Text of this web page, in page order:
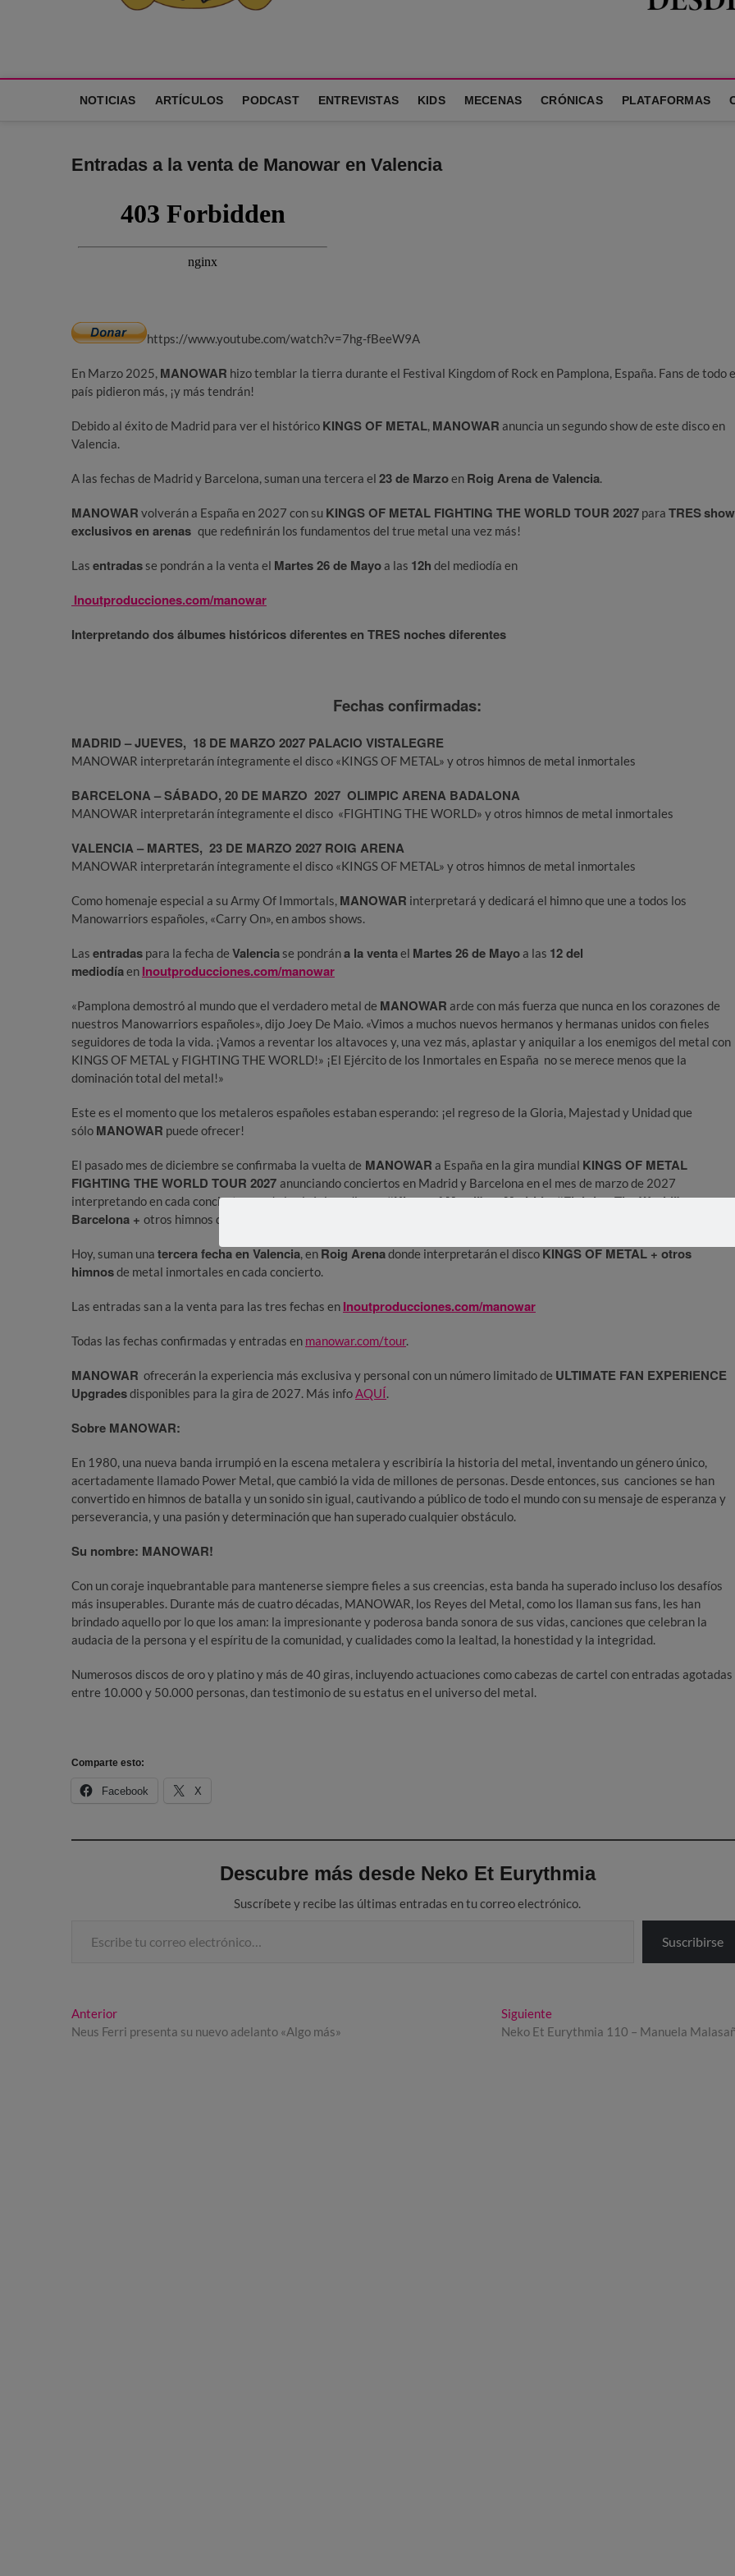
NOTICIAS ARTÍCULOS PODCAST ENTREVISTAS KIDS MECENAS CRÓNICAS PLATAFORMAS
Entradas a la venta de Manowar en Valencia
https://www.youtube.com/watch?v=7hg-fBeeW9A
En Marzo 2025, MANOWAR hizo temblar la tierra durante el Festival Kingdom of Rock en Pamplona, España. Fans de todo
país pidieron más, ¡y más tendrán!
Debido al éxito de Madrid para ver el histórico KINGS OF METAL, MANOWAR anuncia un segundo show de este disco en
Valencia.
A las fechas de Madrid y Barcelona, suman una tercera el 23 de Marzoen Roig Arena de Valencia.
MANOWAR volverán a España en 2027 con su KINGS OF METAL FIGHTING THE WORLD TOUR 2027 para TRES
exclusivos en arenas que redefinirán los fundamentos del true metal una vez más!
Las entradasse pondrán a la venta el Martes 26 de Mayo a las 12h del mediodía en
Inoutproducciones.com/manowar
Interpretando dos álbumes históricos diferentes en TRES noches diferentes
Fechas confirmadas:
MADRID –JUEVES, 18 DE MARZO 2027 PALACIO VISTALEGRE
MANOWAR interpretarán íntegramente el disco «KINGS OF METAL» y otros himnos de metal inmortales
BARCELONA – SÁBADO, 20 DE MARZO 2027 OLIMPIC ARENA BADALONA
MANOWAR interpretarán íntegramente el disco «FIGHTING THE WORLD» y otros himnos de metal inmortales
VALENCIA – MARTES, 23 DE MARZO 2027 ROIG ARENA
MANOWAR interpretarán íntegramente el disco «KINGS OF METAL» y otros himnos de metal inmortales
Como homenaje especial a su Army Of Immortals, MANOWAR interpretará y dedicará el himno que une a todos los
Manowarriors españoles, «Carry On», en ambos shows.
Las entradas para la fecha de Valenciase pondrána la ventael Martes 26 de Mayo a las 12 del
mediodíaen Inoutproducciones.com/manowar
«Pamplona demostró al mundo que el verdadero metal de MANOWAR arde con más fuerza que nunca en los corazones de
nuestros Manowarriors españoles», dijo Joey De Maio. «Vimos a muchos nuevos hermanos y hermanas unidos con fieles
seguidores de toda la vida. ¡Vamos a reventar los altavoces y, una vez más, aplastar y aniquilar a los enemigos del metal con
KINGS OF METAL y FIGHTING THE WORLD!» ¡El Ejército de los Inmortales en España no se merece menos que la
dominación total del metal!»
Este es el momento que los metaleros españoles estaban esperando: ¡el regreso de la Gloria, Majestad y Unidad que
sólo MANOWAR puede ofrecer!
El pasado mes de diciembre se confirmaba la vuelta de MANOWAR a España en la gira mundial KINGS OF METAL
FIGHTING THE WORLD TOUR 2027 anunciando conciertos en Madrid y Barcelona en el mes de marzo de 2027
interpretando en cada concierto uno de los icónicos discos,“Kings of Metal” en Madrid y “Fighting The World” en
Barcelona + otros himnos de metal inmortales en cada concierto.
Hoy, suman una tercera fecha en Valencia, en Roig Arenadonde interpretarán el disco KINGS OF METAL + otros
himnosde metal inmortales en cada concierto.
Las entradas san a la venta para las tres fechas en Inoutproducciones.com/manowar
Todas las fechas confirmadas y entradas en manowar.com/tour.
MANOWAR ofrecerán la experiencia más exclusiva y personal con un número limitado de ULTIMATE FAN EXPERIENCE
Upgradesdisponibles para la gira de 2027. Más infoAQUÍ.
Sobre MANOWAR:
En 1980, una nueva banda irrumpió en la escena metalera y escribiría la historia del metal, inventando un género único,
acertadamente llamado Power Metal, que cambió la vida de millones de personas. Desde entonces, sus canciones se han
convertido en himnos de batalla y un sonido sin igual, cautivando a público de todo el mundo con su mensaje de esperanza y
perseverancia, y una pasión y determinación que han superado cualquier obstáculo.
Su nombre: MANOWAR!
Con un coraje inquebrantable para mantenerse siempre fieles a sus creencias, esta banda ha superado incluso los desafíos
más insuperables. Durante más de cuatro décadas, MANOWAR, los Reyes del Metal, como los llaman sus fans, les han
brindado aquello por lo que los aman: la impresionante y poderosa banda sonora de sus vidas, canciones que celebran la
audacia de la persona y el espíritu de la comunidad, y cualidades como la lealtad, la honestidad y la integridad.
Numerosos discos de oro y platino y más de 40 giras, incluyendo actuaciones como cabezas de cartel con entradas agotadas
entre 10.000 y 50.000 personas, dan testimonio de su estatus en el universo del metal.
Comparte esto:
Facebook X
Descubre más desde Neko Et Eurythmia
Suscríbete y recibe las últimas entradas en tu correo electrónico.
Suscribirse
Navegación
de
AnteriorEntrada
anterior:
Neus Ferri presenta su nuevo adelanto «Algo más»
SiguienteEntrada
siguiente:
Neko Et Eurythmia 110 – Manuela